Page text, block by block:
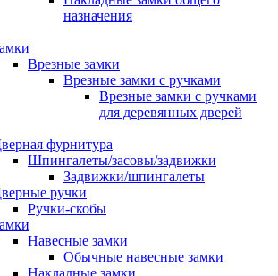
назначения
Врезные замки
Врезные замки с ручками
Врезные замки с ручками
для деревянных дверей
фурнитура
Шпингалеты/засовы/задвижки
Задвижки/шпингалеты
ручки
Ручки-скобы
Навесные замки
Обычные навесные замки